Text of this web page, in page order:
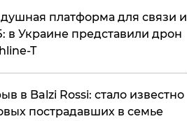
платформа для связи и
в Украине представили дрон
T
в Balzi Rossi: стало известно
пострадавших в семье